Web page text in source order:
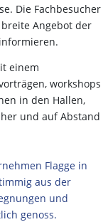
Die Fachbesucher
Angebot der
einem
workshops
in den Hallen,
und auf Abstand
Flagge in
aus der
und
genoss.